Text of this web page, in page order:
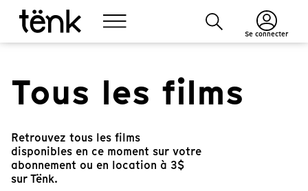
Se connecter
Tous les films
Retrouvez tous les films
disponibles en ce moment sur votre
abonnement ou en location à 3$
sur Tënk.